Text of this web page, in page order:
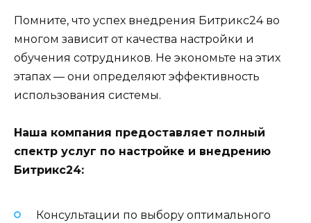
Помните, что успех внедрения Битрикс24 во
многом зависит от качества настройки и
обучения сотрудников. Не экономьте на этих
этапах — они определяют эффективность
использования системы.
Наша компания предоставляет полный
спектр услуг по настройке и внедрению
Битрикс24:
Консультации по выбору оптимального